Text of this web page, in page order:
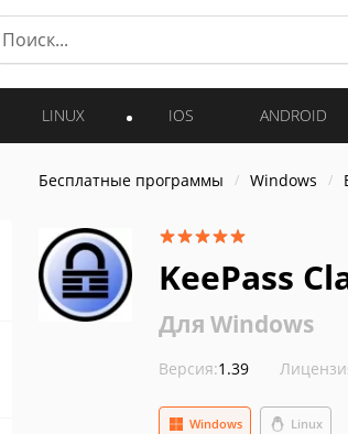
LINUX IOS ANDROID
Бесплатные программы Windows
KeePass
Для Windows
Версия:1.39
Windows Linux